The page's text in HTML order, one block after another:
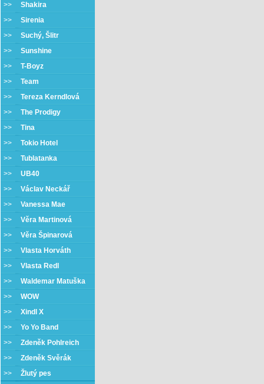
>> Shakira
>> Sirenia
>> Suchý, Šlitr
>> Sunshine
>> T-Boyz
>> Team
>> Tereza Kerndlová
>> The Prodigy
>> Tina
>> Tokio Hotel
>> Tublatanka
>> UB40
>> Václav Neckář
>> Vanessa Mae
>> Věra Martinová
>> Věra Špinarová
>> Vlasta Horváth
>> Vlasta Redl
>> Waldemar Matuška
>> WOW
>> Xindl X
>> Yo Yo Band
>> Zdeněk Pohlreich
>> Zdeněk Svěrák
>> Žlutý pes